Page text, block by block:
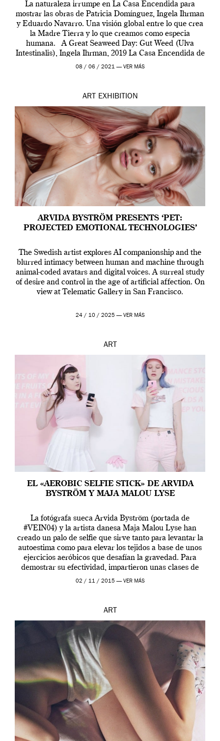
La naturaleza irrumpe en La Casa Encendida para
mostrar las obras de Patricia Domínguez, Ingela Ihrman
y Eduardo Navarro. Una visión global entre lo que crea
la Madre Tierra y lo que creamos como especia
humana. A Great Seaweed Day: Gut Weed (Ulva
Intestinalis), Ingela Ihrman, 2019 La Casa Encendida de
Madrid y la Wellcome […]
08 / 06 / 2021 — VER MÁS
ART EXHIBITION
ARVIDA BYSTRÖM PRESENTS ‘PET:
PROJECTED EMOTIONAL TECHNOLOGIES’
The Swedish artist explores AI companionship and the
blurred intimacy between human and machine through
animal-coded avatars and digital voices. A surreal study
of desire and control in the age of artificial affection. On
view at Telematic Gallery in San Francisco.
24 / 10 / 2025 — VER MÁS
ART
EL «AEROBIC SELFIE STICK» DE ARVIDA
BYSTRÖM Y MAJA MALOU LYSE
La fotógrafa sueca Arvida Byström (portada de
#VEIN04) y la artista danesa Maja Malou Lyse han
creado un palo de selfie que sirve tanto para levantar la
autoestima como para elevar los tejidos a base de unos
ejercicios aeróbicos que desafían la gravedad. Para
demostrar su efectividad, impartieron unas clases de
prueba en el Tate […]
02 / 11 / 2015 — VER MÁS
ART